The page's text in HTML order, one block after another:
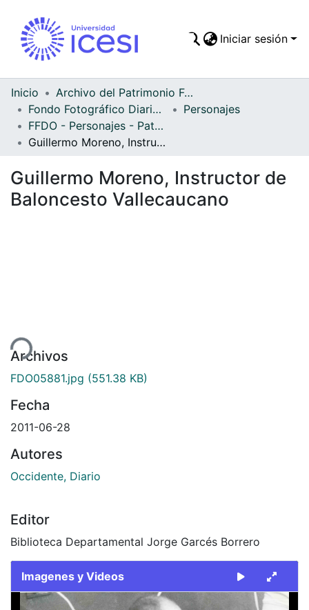
Todo DSpace
Estadísticas
Iniciar sesión
Inicio
Archivo del Patrimonio Fotográfico y Fílmico del Valle del Cauca
Fondo Fotográfico Diario Occidente
Personajes
FFDO - Personajes - Patrimonial
Guillermo Moreno, Instructor de Baloncesto Vallecaucano
Guillermo Moreno, Instructor de
Baloncesto Vallecaucano
Cargando...
Archivos
FDO05881.jpg (551.38 KB)
Fecha
2011-06-28
Autores
Occidente, Diario
Editor
Biblioteca Departamental Jorge Garcés Borrero
Imagenes y Videos
Slide 1 of 1